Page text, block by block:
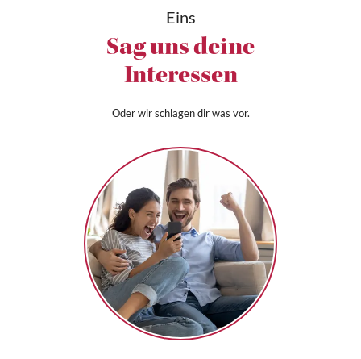
Eins
Sag uns deine
Interessen
Oder wir schlagen dir was vor.